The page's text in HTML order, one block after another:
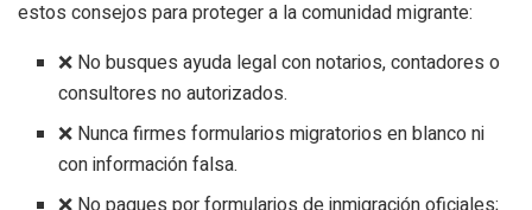
estos consejos para proteger a la comunidad migrante:
❌ No busques ayuda legal con notarios, contadores o
consultores no autorizados.
❌ Nunca firmes formularios migratorios en blanco ni
con información falsa.